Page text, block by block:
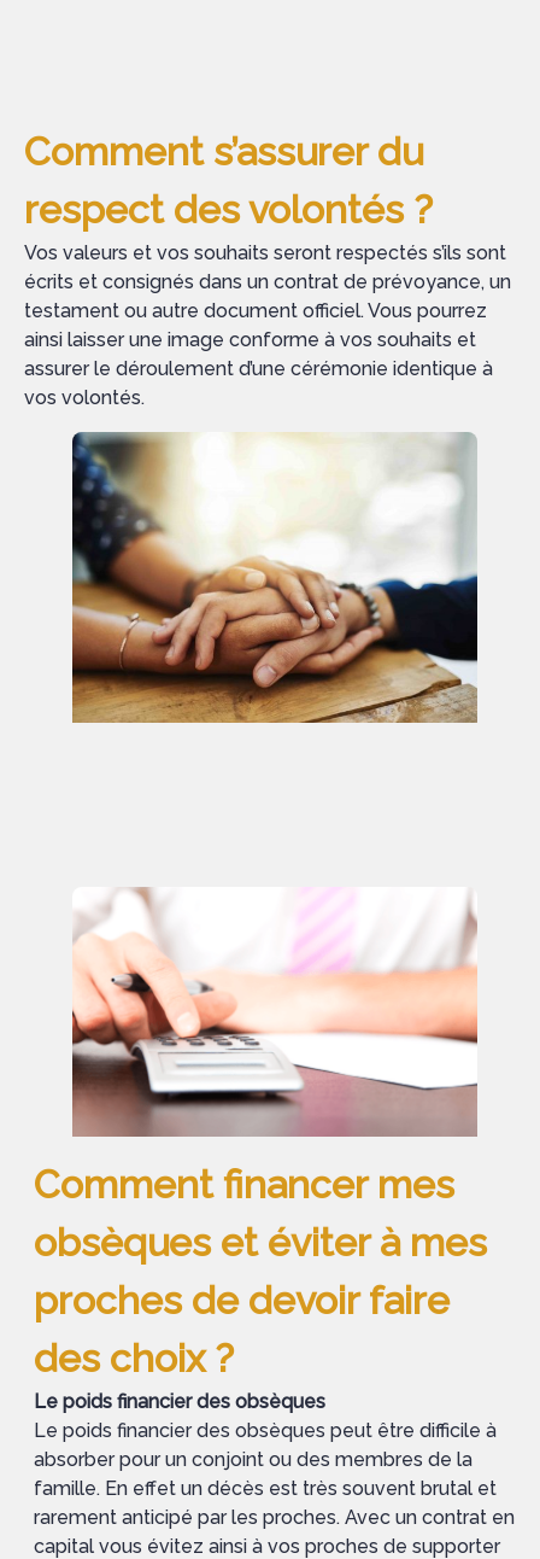
Comment s’assurer du
respect des volontés ?
Vos valeurs et vos souhaits seront respectés s’ils sont
écrits et consignés dans un contrat de prévoyance, un
testament ou autre document officiel. Vous pourrez
ainsi laisser une image conforme à vos souhaits et
assurer le déroulement d’une cérémonie identique à
vos volontés.
Comment financer mes
obsèques et éviter à mes
proches de devoir faire
des choix ?
Le poids financier des obsèques
Le poids financier des obsèques peut être difficile à
absorber pour un conjoint ou des membres de la
famille. En effet un décès est très souvent brutal et
rarement anticipé par les proches. Avec un contrat en
capital vous évitez ainsi à vos proches de supporter